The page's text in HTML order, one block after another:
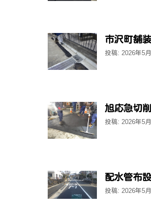
市沢町舗
投稿: 2026年5
旭応急切削
投稿: 2026年5
配水管布
投稿: 2026年5